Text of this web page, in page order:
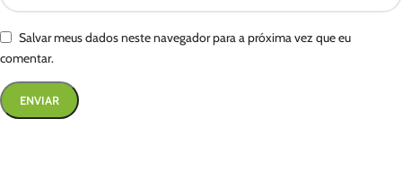
Salvar meus dados neste navegador para a próxima vez que eu
comentar.